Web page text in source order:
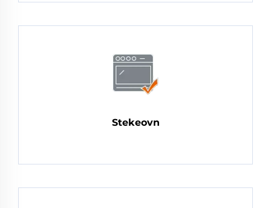
Stekeovn